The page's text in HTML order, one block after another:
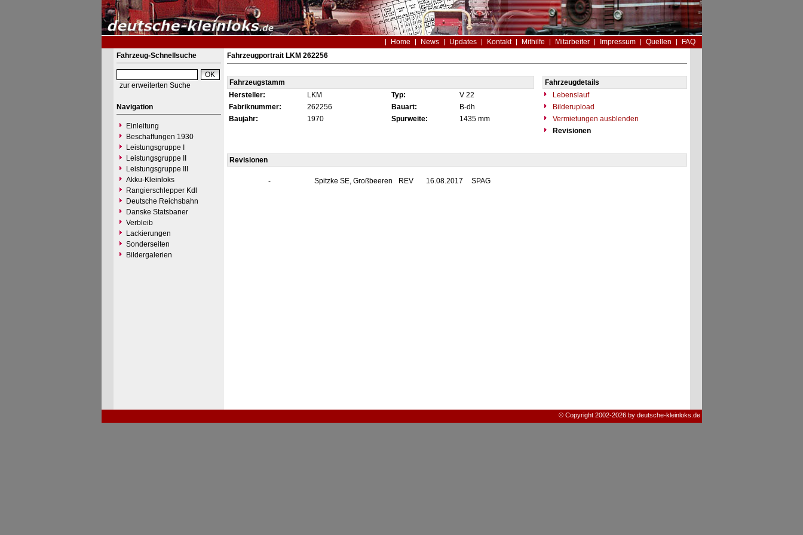
Home News Updates Kontakt Mithilfe Mitarbeiter Impressum Quellen
FAQ
Fahrzeug-Schnellsuche
zur erweiterten Suche
Navigation
Einleitung
Beschaffungen 1930
Leistungsgruppe I
Leistungsgruppe II
Leistungsgruppe III
Akku-Kleinloks
Rangierschlepper Kdl
Deutsche Reichsbahn
Danske Statsbaner
Verbleib
Lackierungen
Sonderseiten
Bildergalerien
Fahrzeugportrait LKM 262256
Fahrzeugstamm
Fahrzeugdetails
Hersteller:
LKM Typ: V 22
Lebenslauf
Fabriknummer:
262256 Bauart: B-dh
Bilderupload
Baujahr:
1970 Spurweite: 1435 mm
Vermietungen ausblenden
Revisionen
Revisionen
- Spitzke SE, Großbeeren REV 16.08.2017 SPAG
© Copyright 2002-2026 by deutsche-kleinloks.de